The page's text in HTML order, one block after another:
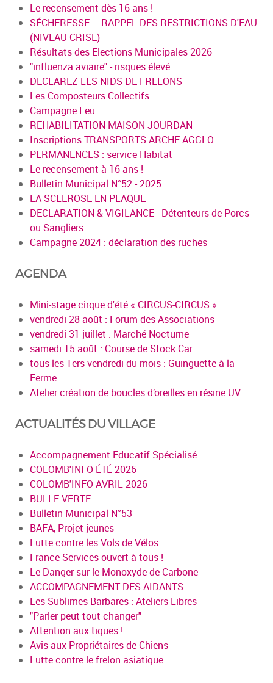
Le recensement dès 16 ans !
SÉCHERESSE – RAPPEL DES RESTRICTIONS D'EAU
(NIVEAU CRISE)
Résultats des Elections Municipales 2026
"influenza aviaire" - risques élevé
DECLAREZ LES NIDS DE FRELONS
Les Composteurs Collectifs
Campagne Feu
REHABILITATION MAISON JOURDAN
Inscriptions TRANSPORTS ARCHE AGGLO
PERMANENCES : service Habitat
Le recensement à 16 ans !
Bulletin Municipal N°52 - 2025
LA SCLEROSE EN PLAQUE
DECLARATION & VIGILANCE - Détenteurs de Porcs
ou Sangliers
Campagne 2024 : déclaration des ruches
AGENDA
Mini-stage cirque d'été « CIRCUS-CIRCUS »
vendredi 28 août : Forum des Associations
vendredi 31 juillet : Marché Nocturne
samedi 15 août : Course de Stock Car
tous les 1ers vendredi du mois : Guinguette à la
Ferme
Atelier création de boucles d’oreilles en résine UV
ACTUALITÉS DU VILLAGE
Accompagnement Educatif Spécialisé
COLOMB'INFO ÉTÉ 2026
COLOMB'INFO AVRIL 2026
BULLE VERTE
Bulletin Municipal N°53
BAFA, Projet jeunes
Lutte contre les Vols de Vélos
France Services ouvert à tous !
Le Danger sur le Monoxyde de Carbone
ACCOMPAGNEMENT DES AIDANTS
Les Sublimes Barbares : Ateliers Libres
"Parler peut tout changer"
Attention aux tiques !
Avis aux Propriétaires de Chiens
Lutte contre le frelon asiatique